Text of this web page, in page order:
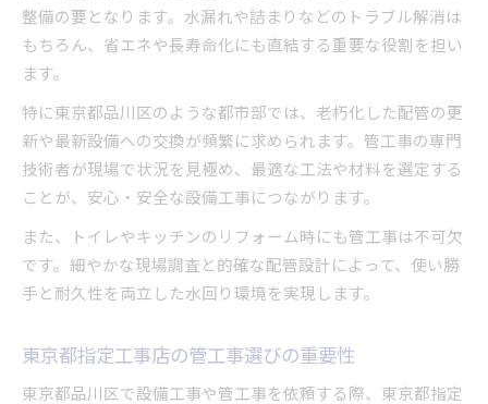
整備の要となります。水漏れや詰まりなどのトラブル解消は
もちろん、省エネや長寿命化にも直結する重要な役割を担い
ます。
特に東京都品川区のような都市部では、老朽化した配管の更
新や最新設備への交換が頻繁に求められます。管工事の専門
技術者が現場で状況を見極め、最適な工法や材料を選定する
ことが、安心・安全な設備工事につながります。
また、トイレやキッチンのリフォーム時にも管工事は不可欠
です。細やかな現場調査と的確な配管設計によって、使い勝
手と耐久性を両立した水回り環境を実現します。
東京都指定工事店の管工事選びの重要性
東京都品川区で設備工事や管工事を依頼する際、東京都指定